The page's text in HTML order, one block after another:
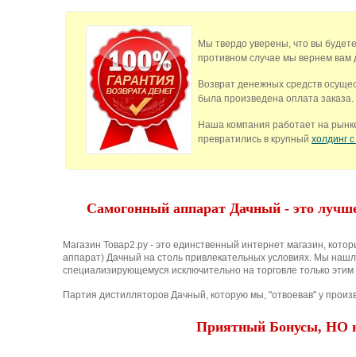
Мы твердо уверены, что вы
противном случае мы вернем вам
Возврат денежных средств
была произведена оплата заказа.
Наша компания работает на
превратились в крупный холдинг
Самогонный аппарат Дачный - это
Магазин Товар2.ру - это единственный интернет магазин,
аппарат) Дачный на столь привлекательных условиях. Мы
специализирующемуся исключительно на торговле только
Партия дистилляторов Дачный, которую мы, "отвоевав" у
Приятный Бонусы, НО